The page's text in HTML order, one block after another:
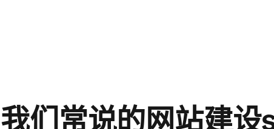
我们常说的网站建